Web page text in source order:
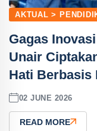
AKTUAL >
Gagas
Unair
Hati Berbasis
02 JUNE 2026
READ MORE